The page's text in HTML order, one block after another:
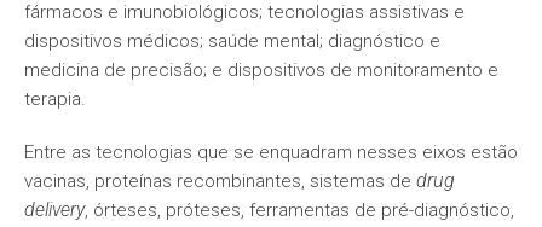
fármacos e imunobiológicos; tecnologias assistivas e
dispositivos médicos; saúde mental; diagnóstico e
medicina de precisão; e dispositivos de monitoramento e
terapia.
Entre as tecnologias que se enquadram nesses eixos estão
vacinas, proteínas recombinantes, sistemas de drug
delivery, órteses, próteses, ferramentas de pré-diagnóstico,